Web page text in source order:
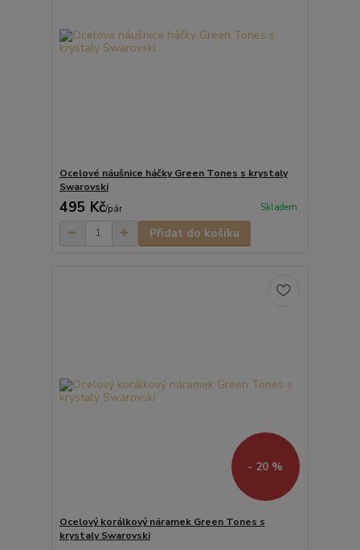
Ocelové náušnice háčky Green Tones s krystaly
Swarovski
495 Kč/pár Skladem
Přidat do košíku
- 20 %
Ocelový korálkový náramek Green Tones s
krystaly Swarovski